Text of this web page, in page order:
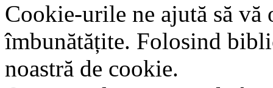
Cookie-urile ne ajută să
îmbunătățite. Folosind
noastră de cookie.